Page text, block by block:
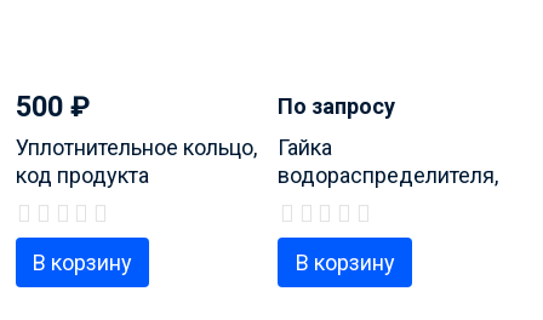
500 ₽
Уплотнительное кольцо,
код продукта
50282650006 в/з
50248856002
В корзину
По запросу
Гайка
водораспределителя,
код продукта
1526272107
В корзину